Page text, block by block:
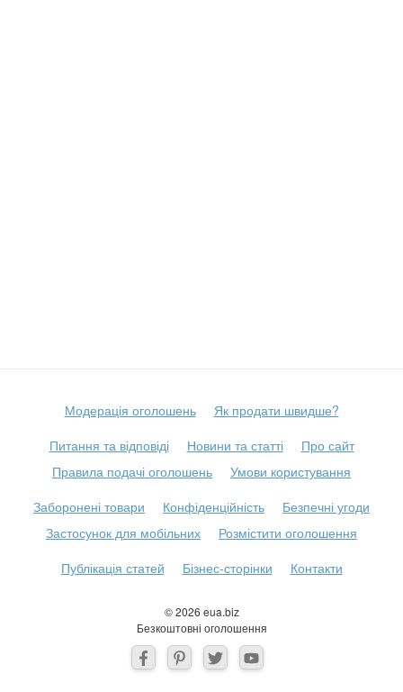
© 2026 eua.biz
Безкоштовні оголошення
Модерація оголошень
Як продати швидше?
Питання та відповіді
Новини та статті
Про сайт
Правила подачі оголошень
Умови користування
Заборонені товари
Конфіденційність
Безпечні угоди
Застосунок для мобільних
Розмістити оголошення
Публікація статей
Бізнес-сторінки Контакти